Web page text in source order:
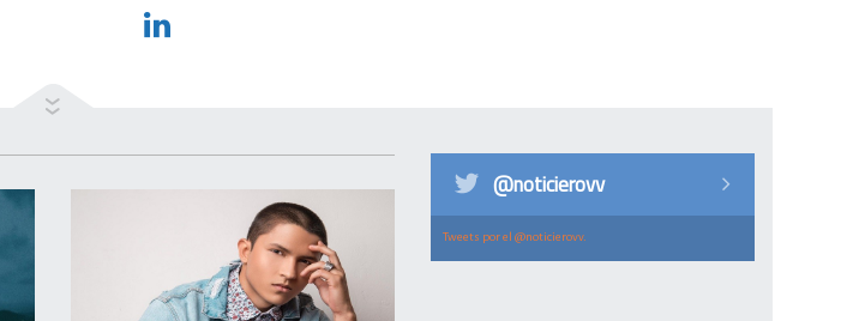
@noticierovv
Tweets por el @noticierovv.